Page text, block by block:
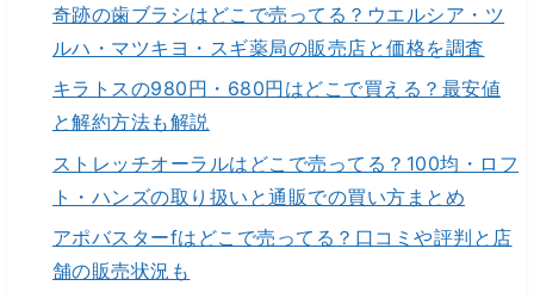
奇跡の歯ブラシはどこで売ってる？ウエルシア・ツ
ルハ・マツキヨ・スギ薬局の販売店と価格を調査
キラトスの980円・680円はどこで買える？最安値
と解約方法も解説
ストレッチオーラルはどこで売ってる？100均・ロフ
ト・ハンズの取り扱いと通販での買い方まとめ
アポバスターfはどこで売ってる？口コミや評判と店
舗の販売状況も